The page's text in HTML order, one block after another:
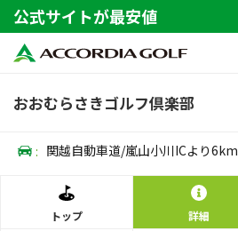
公式サイトが最安値
おおむらさきゴルフ倶楽部
: 関越自動車道/嵐山小川ICより6km
トップ 詳細